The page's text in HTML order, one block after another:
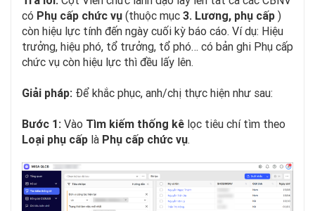
có Phụ cấp chức vụ (thuộc mục 3. Lương, phụ cấp )
còn hiệu lực tính đến ngày cuối kỳ báo cáo. Ví dụ: Hiệu
trưởng, hiệu phó, tổ trưởng, tổ phó… có bản ghi Phụ cấp
chức vụ còn hiệu lực thì đều lấy lên.
Giải pháp: Để khắc phục, anh/chị thực hiện như sau:
Bước 1: Vào Tìm kiếm thống kê lọc tiêu chí tìm theo
Loại phụ cấp là Phụ cấp chức vụ.